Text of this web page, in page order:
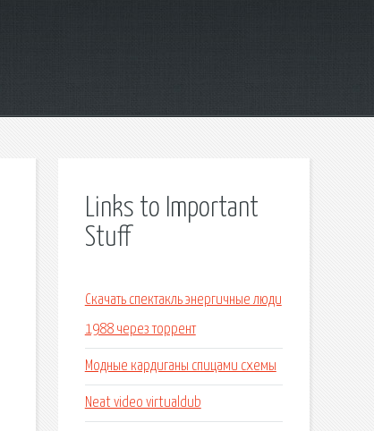
Links to Important
Stuff
Скачать спектакль энергичные люди
1988 через торрент
Модные кардиганы спицами схемы
Neat video virtualdub